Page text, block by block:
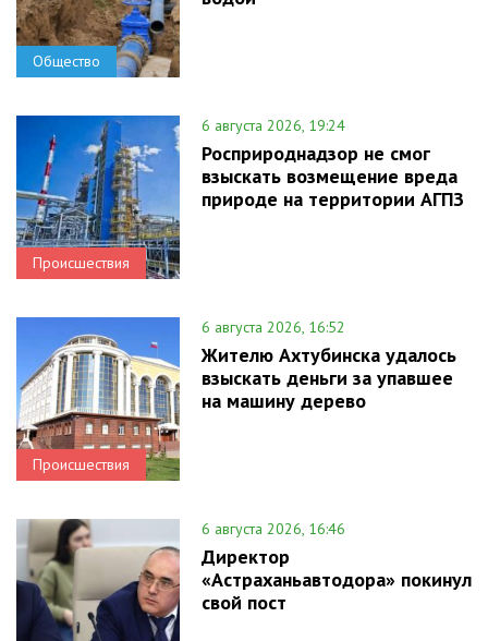
Общество
Происшествия
6 августа 2026, 19:24
Росприроднадзор не смог
взыскать возмещение вреда
природе на территории АГПЗ
Происшествия
6 августа 2026, 16:52
Жителю Ахтубинска удалось
взыскать деньги за упавшее
на машину дерево
6 августа 2026, 16:46
Директор
«Астраханьавтодора» покинул
свой пост